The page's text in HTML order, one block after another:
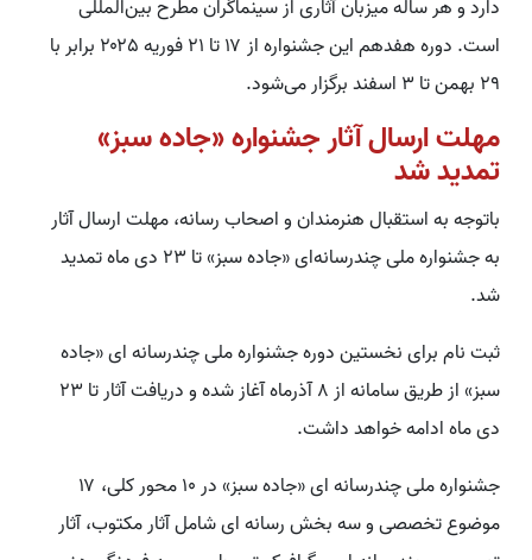
دارد و هر ساله میزبان آثاری از سینماگران مطرح بین‌المللی
است. دوره هفدهم این جشنواره از ۱۷ تا ۲۱ فوریه ۲۰۲۵ برابر با
۲۹ بهمن تا ۳ اسفند برگزار می‌شود.
مهلت ارسال آثار جشنواره «جاده سبز»
تمدید شد
باتوجه به استقبال هنرمندان و اصحاب رسانه، مهلت ارسال آثار
به جشنواره ملی چندرسانه‌ای «جاده سبز» تا ۲۳ دی ماه تمدید
شد.
ثبت نام برای نخستین دوره جشنواره ملی چندرسانه ای «جاده
سبز» از طریق سامانه از ۸ آذرماه آغاز شده و دریافت آثار تا ۲۳
دی ماه ادامه خواهد داشت.
جشنواره ملی چندرسانه ای «جاده سبز» در ۱۰ محور کلی، ۱۷
موضوع تخصصی و سه بخش رسانه ای شامل آثار مکتوب، آثار